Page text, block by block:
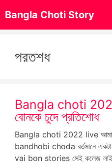
to
content
Bangla Choti Story
পরতশধ
Bangla choti
বোনকে চুদে প্রতিশোধ
Bangla choti 2022 live
bandhobi choda বর্তমানে একটা
vai bon stories সেই কলেজ